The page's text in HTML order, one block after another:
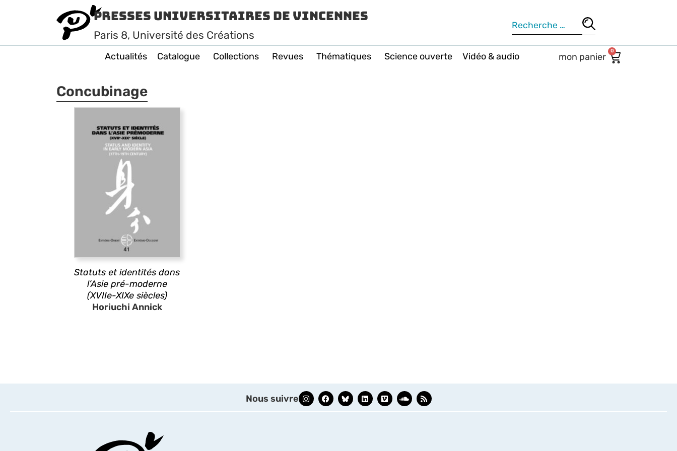
Presses Universitaires de Vincennes
Paris 8, Université des Créations
Actualités Catalogue Collections Revues Thématiques Science ouverte Vidéo & audio 0
Concubinage
Statuts et identités dans
l’Asie pré-moderne
(XVIIe-XIXe siècles)
Horiuchi Annick
Nous suivre